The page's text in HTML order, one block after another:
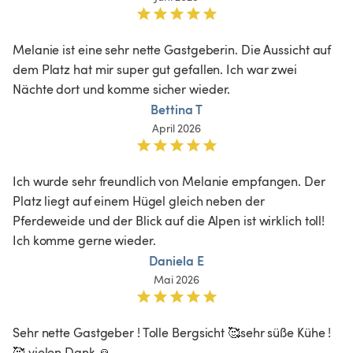
Melanie ist eine sehr nette Gastgeberin. Die Aussicht auf
dem Platz hat mir super gut gefallen. Ich war zwei
Nächte dort und komme sicher wieder.
Bettina T
April 2026
Ich wurde sehr freundlich von Melanie empfangen. Der
Platz liegt auf einem Hügel gleich neben der
Pferdeweide und der Blick auf die Alpen ist wirklich toll!
Ich komme gerne wieder.
Daniela E
Mai 2026
Sehr nette Gastgeber ! Tolle Bergsicht 🥰sehr süße Kühe !